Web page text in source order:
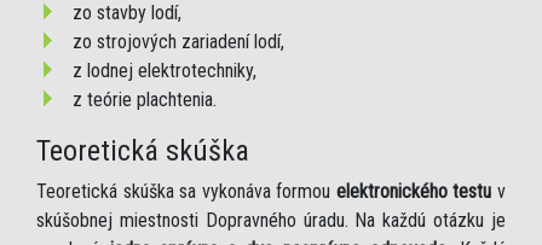
zo stavby lodí,
zo strojových zariadení lodí,
z lodnej elektrotechniky,
z teórie plachtenia.
Teoretická skúška
Teoretická skúška sa vykonáva formou elektronického testu v
skúšobnej miestnosti Dopravného úradu. Na každú otázku je